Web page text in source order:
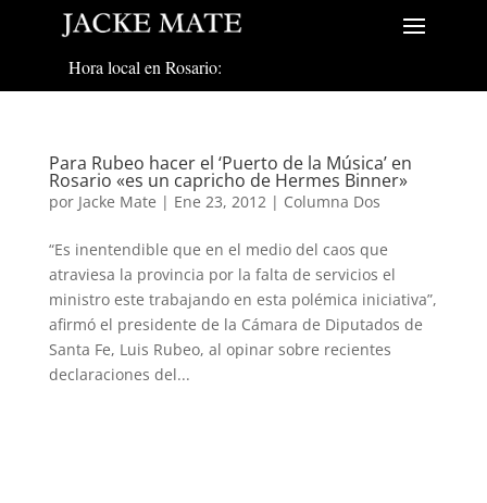
Hora local en Rosario:
Para Rubeo hacer el ‘Puerto de la Música’ en
Rosario «es un capricho de Hermes Binner»
por Jacke Mate | Ene 23, 2012 | Columna Dos
“Es inentendible que en el medio del caos que
atraviesa la provincia por la falta de servicios el
ministro este trabajando en esta polémica iniciativa”,
afirmó el presidente de la Cámara de Diputados de
Santa Fe, Luis Rubeo, al opinar sobre recientes
declaraciones del...